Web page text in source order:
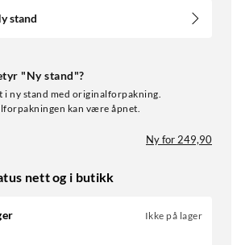
stand
"Ny stand"?
i ny stand med originalforpakning.
kan være åpnet.
Ny for 249,90
nett og i butikk
Ikke på lager